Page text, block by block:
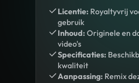
Licentie: Royaltyvrij
gebruik
Inhoud: Originele en
video's
Specificaties:
kwaliteit
Aanpassing: Remix